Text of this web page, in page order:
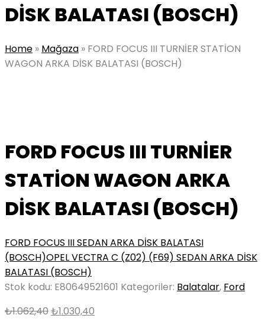
DİSK BALATASI (BOSCH)
Home » Mağaza » FORD FOCUS III TURNİER STATİON
WAGON ARKA DİSK BALATASI (BOSCH)
FORD FOCUS III TURNİER
STATİON WAGON ARKA
DİSK BALATASI (BOSCH)
FORD FOCUS III SEDAN ARKA DİSK BALATASI
(BOSCH)OPEL VECTRA C (Z02) (F69) SEDAN ARKA DİSK
BALATASI (BOSCH)
Stok kodu: E80649521601 Kategoriler: Balatalar, Ford
₺1.062,40Orijinal
₺1.030,40